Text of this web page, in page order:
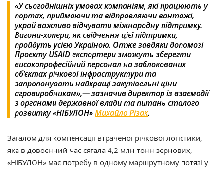
«У сьогоднішніх умовах компаніям, які працюють у
портах, приймаючи та відправляючи вантажі,
украй важливо відчувати міжнародну підтримку.
Вагони-хопери, як свідчення цієї підтримки,
пройдуть усією Україною. Отже завдяки допомозі
Проєкту USAID експортери зможуть зберегти
високопрофесійний персонал на заблокованих
об’єктах річкової інфраструктури та
запропонувати найкращі закупівельні ціни
агровиробникам»,— зазначив директор із взаємодії
з органами державної влади та питань сталого
розвитку «НІБУЛОН»Михайло Різак.
Загалом для компенсації втраченої річкової логістики,
яка в довоєнний час сягала 4,2 млн тонн зернових,
«НІБУЛОН» має потребу в одному маршрутному потязі у